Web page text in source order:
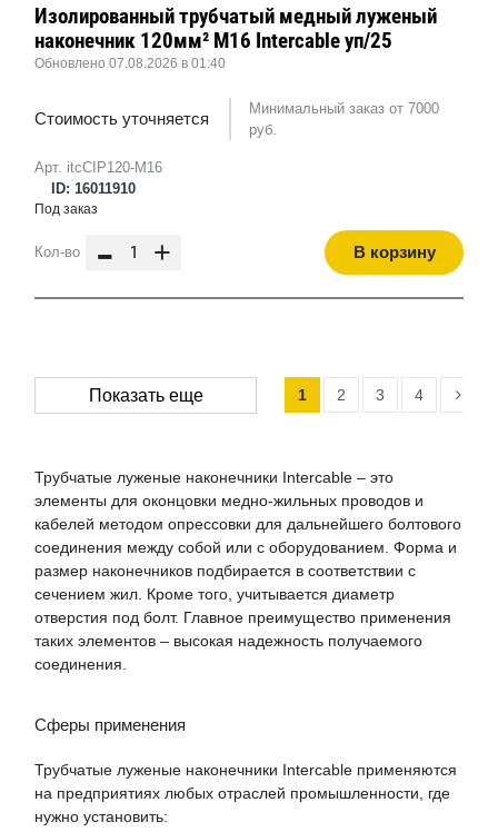
Арт. itcCIP120-M16
ID: 16011910
Изолированный трубчатый медный луженый
наконечник 120мм² M16 Intercable уп/25
Обновлено 07.08.2026 в 01:40
Стоимость уточняется
Минимальный заказ от 7000
руб.
Под заказ
Кол-во - + В корзину
Показать еще 1 2 3 4
Трубчатые луженые наконечники Intercable – это
элементы для оконцовки медно-жильных проводов и
кабелей методом опрессовки для дальнейшего болтового
соединения между собой или с оборудованием. Форма и
размер наконечников подбирается в соответствии с
сечением жил. Кроме того, учитывается диаметр
отверстия под болт. Главное преимущество применения
таких элементов – высокая надежность получаемого
соединения.
Сферы применения
Трубчатые луженые наконечники Intercable применяются
на предприятиях любых отраслей промышленности, где
нужно установить: